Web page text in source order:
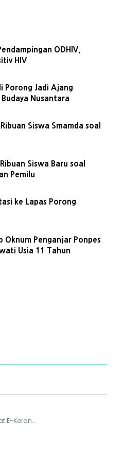
ODHIV,
HIV
Porong Jadi Ajang
Budaya Nusantara
Siswa Smamda soal
Siswa Baru soal
Pemilu
ke Lapas Porong
Oknum Penganjar Ponpes
Usia 11 Tahun
E-Koran...